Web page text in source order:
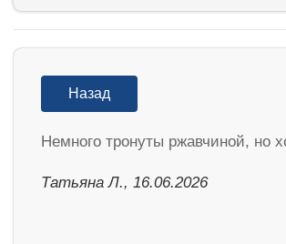
Назад
Немного тронуты ржавчиной, но
Татьяна Л., 16.06.2026